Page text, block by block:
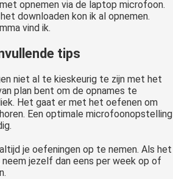
opnemen via de laptop microfoon.
downloaden kon ik al opnemen.
vind ik.
tips
niet al te kieskeurig te zijn met het
plan bent om de opnames te
Het gaat er met het oefenen om
Een optimale microfoonopstelling
je oefeningen op te nemen. Als het
jezelf dan eens per week op of